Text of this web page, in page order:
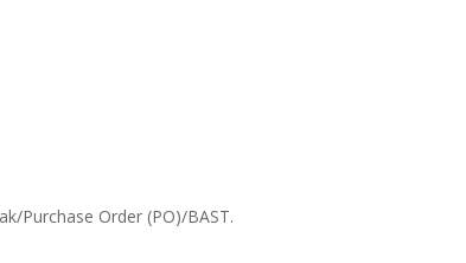
Purchase Order (PO)/BAST.